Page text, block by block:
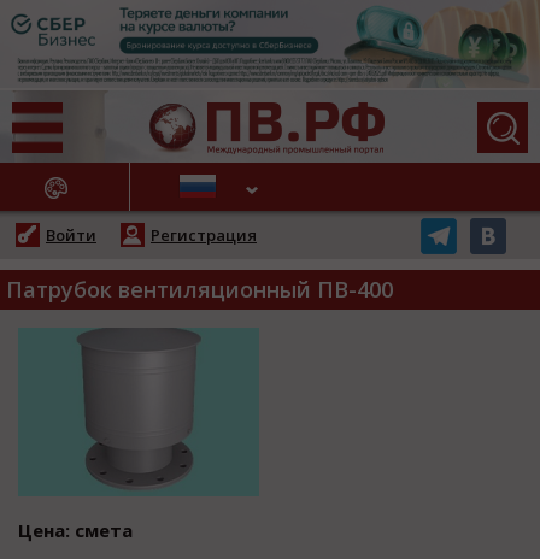
НОВОСТИ
Войти Регистрация
Патрубок вентиляционный ПВ-400
Цена: смета